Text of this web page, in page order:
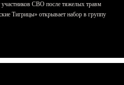
участников СВО после тяжелых травм
Тигрицы» открывает набор в группу